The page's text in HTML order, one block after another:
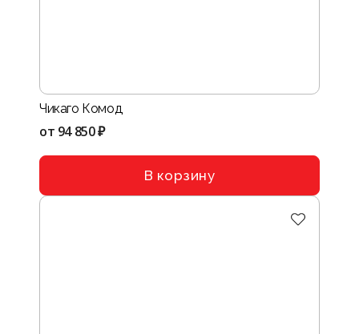
Чикаго Комод
от 94 850 ₽
В корзину